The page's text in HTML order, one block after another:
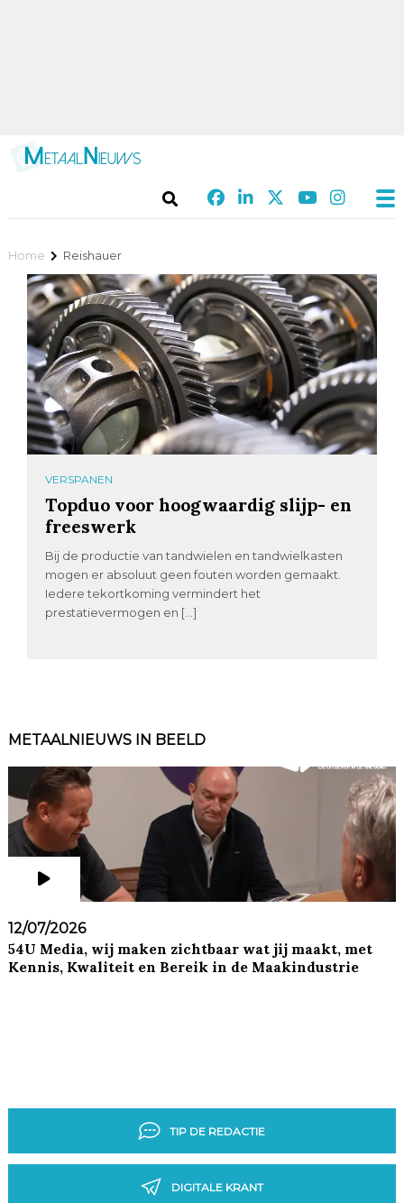
Home Reishauer
VERSPANEN
Topduo voor hoogwaardig slijp- en
freeswerk
Bij de productie van tandwielen en tandwielkasten
mogen er absoluut geen fouten worden gemaakt.
Iedere tekortkoming vermindert het
prestatievermogen en […]
METAALNIEUWS IN BEELD
12/07/2026
54U Media, wij maken zichtbaar wat jij maakt, met
Kennis, Kwaliteit en Bereik in de Maakindustrie
TIP DE REDACTIE
DIGITALE KRANT